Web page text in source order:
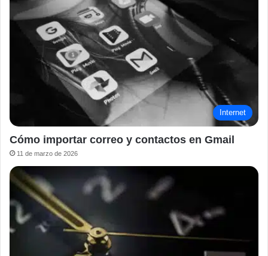
Internet
Cómo importar correo y contactos en Gmail
11 de marzo de 2026